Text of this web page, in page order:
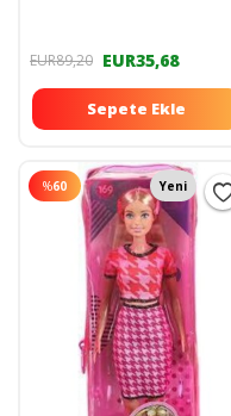
EUR89,20 EUR35,68
Sepete Ekle
%60 Yeni